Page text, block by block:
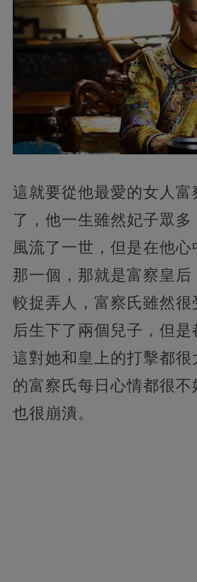
這就要從他最愛的女人富
了，他一生雖然妃子眾多
風流了一世，但是在他心
那一個，那就是富察皇后
較捉弄人，富察氏雖然很
后生下了兩個兒子，但是
這對她和皇上的打擊都很
的富察氏每日心情都很不
也很崩潰。